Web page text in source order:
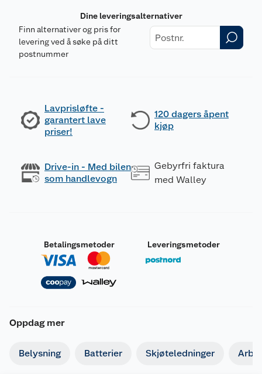
Dine leveringsalternativer
Finn alternativer og pris for
levering ved å søke på ditt
postnummer
Lavprisløfte -
garantert lave
priser!
120 dagers åpent
kjøp
Drive-in - Med bilen
som handlevogn
Gebyrfri faktura
med Walley
Betalingsmetoder Leveringsmetoder
Oppdag mer
Belysning Batterier Skjøteledninger